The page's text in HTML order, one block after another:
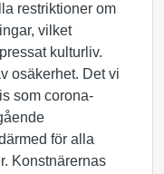
restriktioner om
vilket
kulturliv.
osäkerhet. Det vi
som corona-
för alla
Konstnärernas